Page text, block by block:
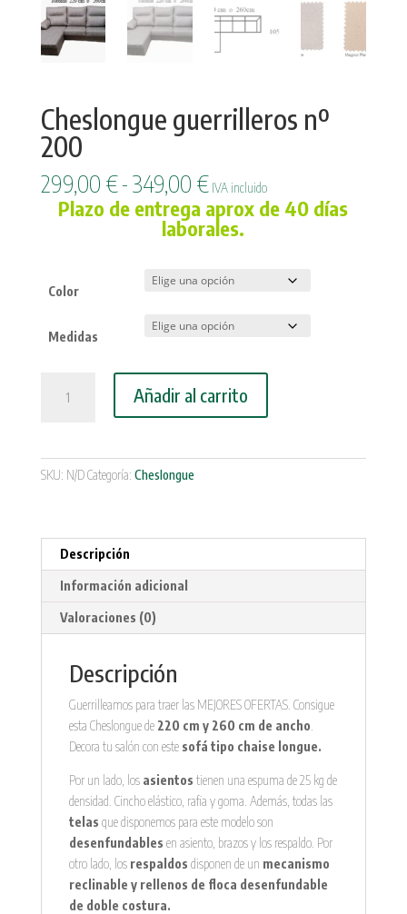
Cheslongue guerrilleros nº
200
299,00 €-349,00 €Rango
de
precios:
desde
hasta
IVA incluido
Plazo de entrega aprox de 40 días
laborales.
Color
Medidas
guerrilleros
cantidad
Añadir al carrito
SKU: N/DCategoría: Cheslongue
Descripción
Información adicional
Valoraciones (0)
Descripción
Guerrilleamos para traer las MEJORES OFERTAS. Consigue
esta Cheslongue de220 cm y 260 cm de ancho
Decora tu salón con este sofá tipo chaise longue.
Por un lado, losasientos tienen una espuma de 25 kg de
densidad. Cincho elástico, rafia y goma. Además, todas las
telas que disponemos para este modelo son
desenfundables en asiento, brazos y los respaldo. Por
otro lado, los respaldos disponen de un mecanismo
reclinable y rellenos de floca desenfundable
de doble costura.